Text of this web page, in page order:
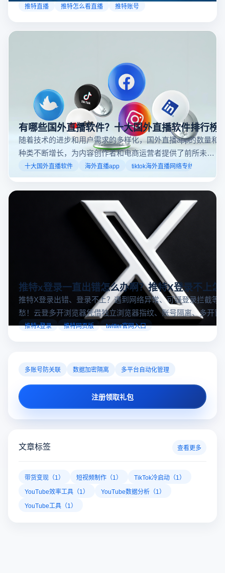
以通过关注自己喜欢的账号、浏览话题标签或查看实时
可以随时随地参与实时互动，无论是关注新闻事件、休
推特直播 推特怎么看直播 推特账号
有哪些国外直播软件？十大国外直播软件排行榜
随着技术的进步和用户需求的多样化，国外直播app的数量和
种类不断增长，为内容创作者和电商运营者提供了前所未有
的机遇。如果你是一个跨境电商从业者，想要了解2025年十
大国外直播软件排行榜，那么你来对地方了！接下来跟着云
登多开浏览器一起来了解海外直播平台哪些最受欢迎。
十大国外直播软件 海外直播app tiktok海外直播网络专线
推特x登录一直出错怎么办啊？推特X登录不上怎
推特X登录出错、登录不上？遇到网络异常、可疑登录拦截等
愁！云登多开浏览器凭借独立浏览器指纹、账号隔离、多开窗
对性解决登录难题，让推特X登录更稳定安全～
推特x登录 推特网页版 twitter官网入口
多账号防关联 数据加密隔离 多平台自动化管理
注册领取礼包
文章标签 查看更多
带货变现（1） 短视频制作（1）
TikTok冷启动（1）
YouTube效率工具（1）
YouTube数据分析（1）
YouTube工具（1）